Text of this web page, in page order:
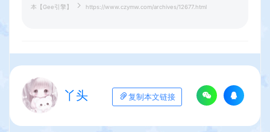
本【Gee引擎】 https://www.czymw.com/archives/12677.html
丫头 复制本文链接